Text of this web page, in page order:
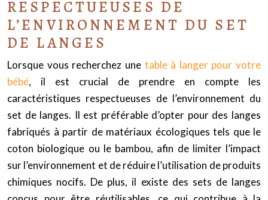
RESPECTUEUSES DE
L’ENVIRONNEMENT DU SET
DE LANGES
Lorsque vous recherchez une table à langer pour votre
bébé, il est crucial de prendre en compte les
caractéristiques respectueuses de l’environnement du
set de langes. Il est préférable d’opter pour des langes
fabriqués à partir de matériaux écologiques tels que le
coton biologique ou le bambou, afin de limiter l’impact
sur l’environnement et de réduire l’utilisation de produits
chimiques nocifs. De plus, il existe des sets de langes